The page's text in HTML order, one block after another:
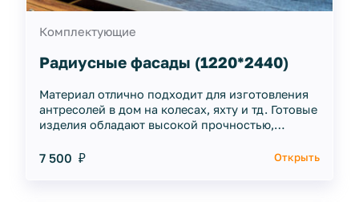
Комплектующие
Радиусные фасады (1220*2440)
Материал отлично подходит для изготовления
антресолей в дом на колесах, яхту и тд. Готовые
изделия обладают высокой прочностью,
водонепроницаемостью.
7 500 ₽ Открыть